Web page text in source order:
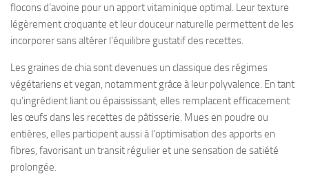
flocons d’avoine pour un apport vitaminique optimal. Leur texture
légèrement croquante et leur douceur naturelle permettent de les
incorporer sans altérer l’équilibre gustatif des recettes.
Les graines de chia sont devenues un classique des régimes
végétariens et vegan, notamment grâce à leur polyvalence. En tant
qu’ingrédient liant ou épaississant, elles remplacent efficacement
les œufs dans les recettes de pâtisserie. Mues en poudre ou
entières, elles participent aussi à l’optimisation des apports en
fibres, favorisant un transit régulier et une sensation de satiété
prolongée.